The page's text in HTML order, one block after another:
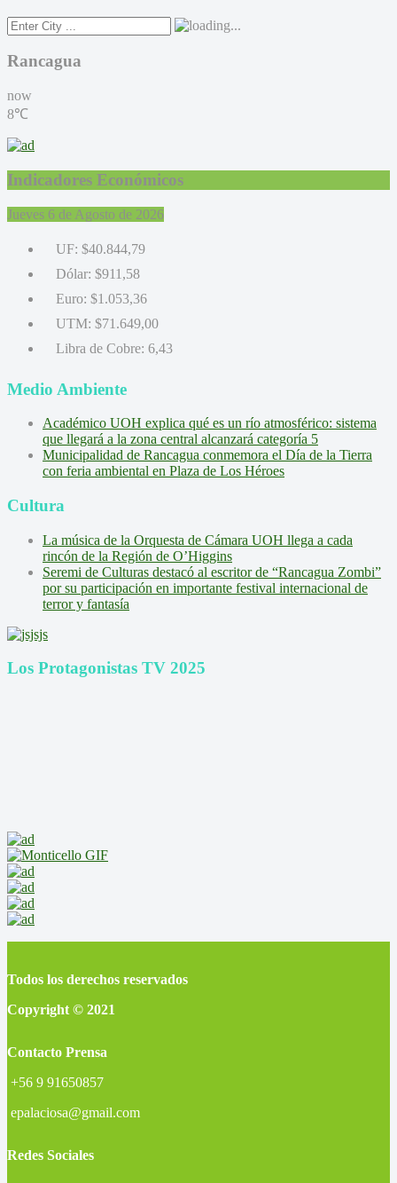
Rancagua
now
8℃
Indicadores Económicos
Jueves 6 de Agosto de 2026
UF: $40.844,79
Dólar: $911,58
Euro: $1.053,36
UTM: $71.649,00
Libra de Cobre: 6,43
Medio Ambiente
Académico UOH explica qué es un río atmosférico: sistema
que llegará a la zona central alcanzará categoría 5
Municipalidad de Rancagua conmemora el Día de la Tierra
con feria ambiental en Plaza de Los Héroes
Cultura
La música de la Orquesta de Cámara UOH llega a cada
rincón de la Región de O’Higgins
Seremi de Culturas destacó al escritor de “Rancagua Zombi”
por su participación en importante festival internacional de
terror y fantasía
Los Protagonistas TV 2025
Todos los derechos reservados
Copyright © 2021
Contacto Prensa
+56 9 91650857
epalaciosa@gmail.com
Redes Sociales